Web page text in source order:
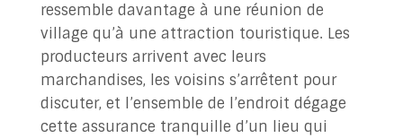
ressemble davantage à une réunion de
village qu’à une attraction touristique. Les
producteurs arrivent avec leurs
marchandises, les voisins s’arrêtent pour
discuter, et l’ensemble de l’endroit dégage
cette assurance tranquille d’un lieu qui